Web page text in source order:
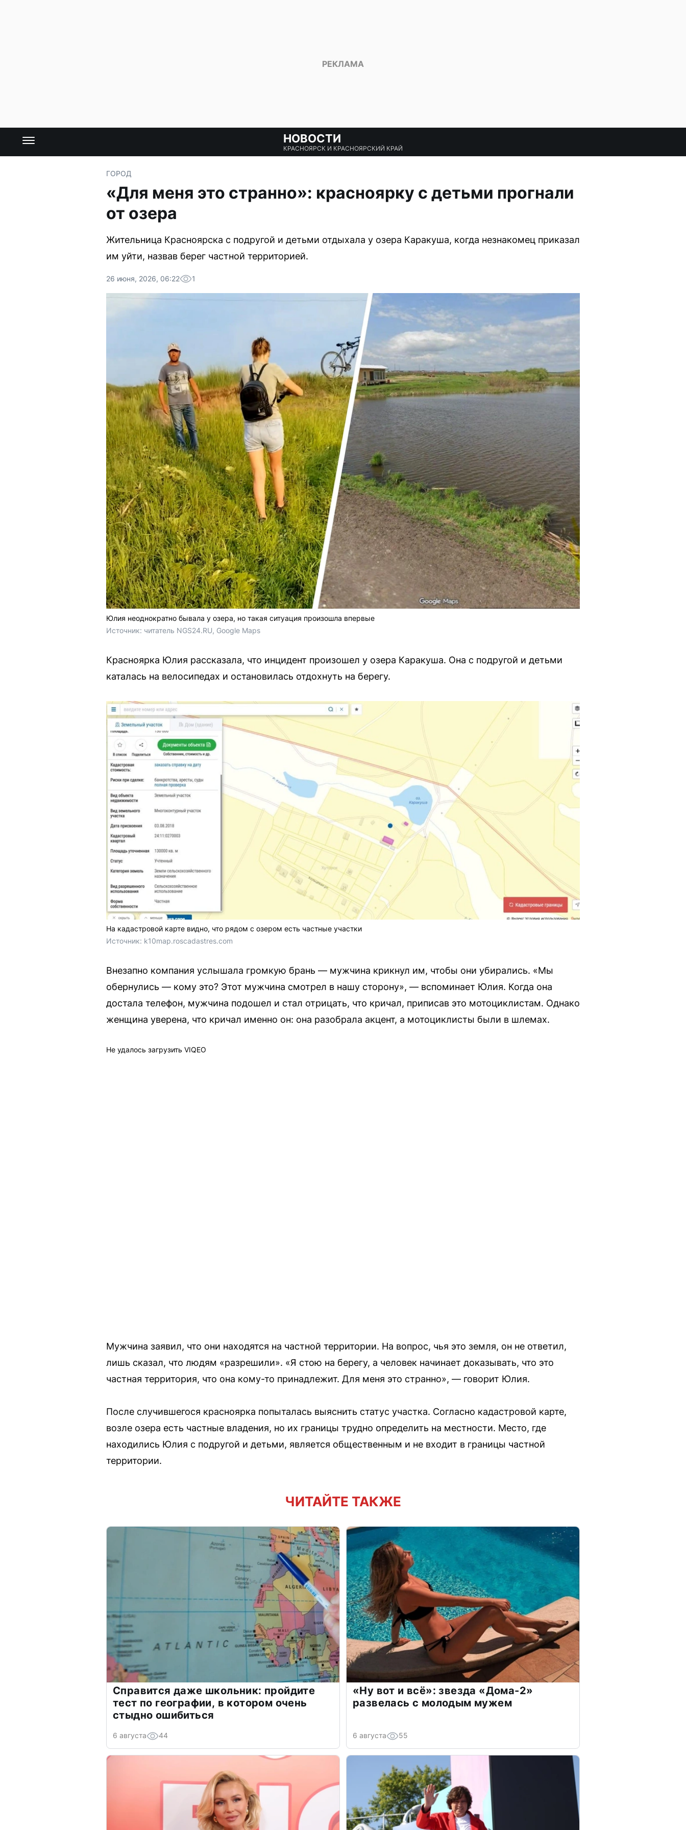
НОВОСТИ
КРАСНОЯРСК И КРАСНОЯРСКИЙ КРАЙ
ГОРОД
«Для меня это странно»: красноярку с детьми прогнали
от озера
Жительница Красноярска с подругой и детьми отдыхала у озера Каракуша, когда незнакомец приказал
им уйти, назвав берег частной территорией.
26 июня, 2026, 06:22 1
Юлия неоднократно бывала у озера, но такая ситуация произошла впервые
Источник: читатель NGS24.RU, Google Maps
Красноярка Юлия рассказала, что инцидент произошел у озера Каракуша. Она с подругой и детьми
каталась на велосипедах и остановилась отдохнуть на берегу.
На кадастровой карте видно, что рядом с озером есть частные участки
Источник: k10map.roscadastres.com
Внезапно компания услышала громкую брань — мужчина крикнул им, чтобы они убирались. «Мы
обернулись — кому это? Этот мужчина смотрел в нашу сторону», — вспоминает Юлия. Когда она
достала телефон, мужчина подошел и стал отрицать, что кричал, приписав это мотоциклистам. Однако
женщина уверена, что кричал именно он: она разобрала акцент, а мотоциклисты были в шлемах.
Не удалось загрузить VIQEO
Мужчина заявил, что они находятся на частной территории. На вопрос, чья это земля, он не ответил,
лишь сказал, что людям «разрешили». «Я стою на берегу, а человек начинает доказывать, что это
частная территория, что она кому-то принадлежит. Для меня это странно», — говорит Юлия.
После случившегося красноярка попыталась выяснить статус участка. Согласно кадастровой карте,
возле озера есть частные владения, но их границы трудно определить на местности. Место, где
находились Юлия с подругой и детьми, является общественным и не входит в границы частной
территории.
ЧИТАЙТЕ ТАКЖЕ
Справится даже школьник: пройдите
тест по географии, в котором очень
стыдно ошибиться
6 августа 44
«Ну вот и всё»: звезда «Дома-2»
развелась с молодым мужем
6 августа 55